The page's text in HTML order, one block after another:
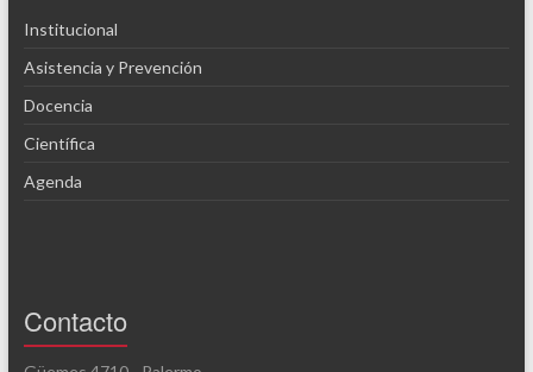
Institucional
Asistencia y Prevención
Docencia
Científica
Agenda
Contacto